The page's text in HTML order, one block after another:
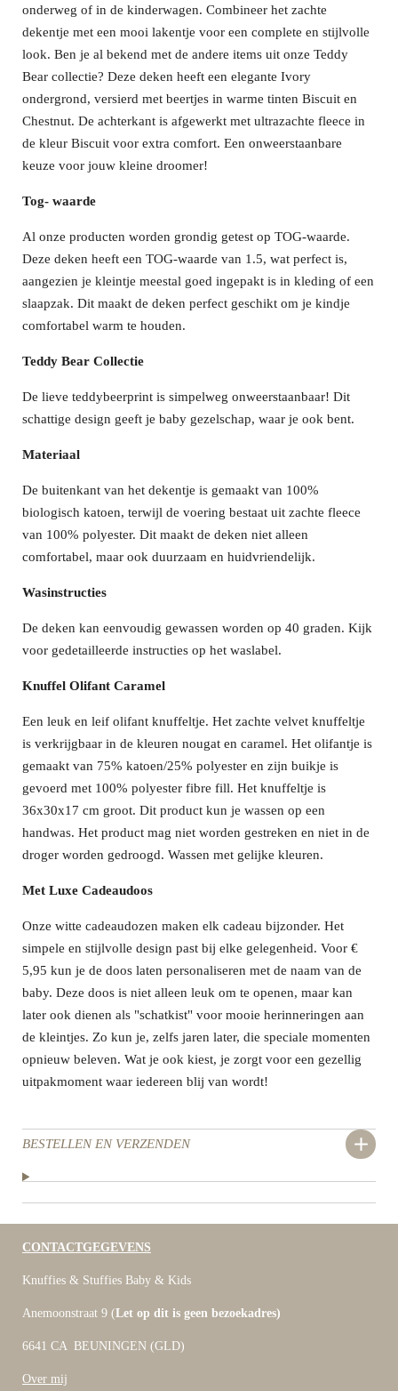
onderweg of in de kinderwagen. Combineer het zachte
dekentje met een mooi lakentje voor een complete en stijlvolle
look. Ben je al bekend met de andere items uit onze Teddy
Bear collectie? Deze deken heeft een elegante Ivory
ondergrond, versierd met beertjes in warme tinten Biscuit en
Chestnut. De achterkant is afgewerkt met ultrazachte fleece in
de kleur Biscuit voor extra comfort. Een onweerstaanbare
keuze voor jouw kleine droomer!
Tog- waarde
Al onze producten worden grondig getest op TOG-waarde.
Deze deken heeft een TOG-waarde van 1.5, wat perfect is,
aangezien je kleintje meestal goed ingepakt is in kleding of een
slaapzak. Dit maakt de deken perfect geschikt om je kindje
comfortabel warm te houden.
Teddy Bear Collectie
De lieve teddybeerprint is simpelweg onweerstaanbaar! Dit
schattige design geeft je baby gezelschap, waar je ook bent.
Materiaal
De buitenkant van het dekentje is gemaakt van 100%
biologisch katoen, terwijl de voering bestaat uit zachte fleece
van 100% polyester. Dit maakt de deken niet alleen
comfortabel, maar ook duurzaam en huidvriendelijk.
Wasinstructies
De deken kan eenvoudig gewassen worden op 40 graden. Kijk
voor gedetailleerde instructies op het waslabel.
Knuffel Olifant Caramel
Een leuk en leif olifant knuffeltje. Het zachte velvet knuffeltje
is verkrijgbaar in de kleuren nougat en caramel. Het olifantje is
gemaakt van 75% katoen/25% polyester en zijn buikje is
gevoerd met 100% polyester fibre fill. Het knuffeltje is
36x30x17 cm groot. Dit product kun je wassen op een
handwas. Het product mag niet worden gestreken en niet in de
droger worden gedroogd. Wassen met gelijke kleuren.
Met Luxe Cadeaudoos
Onze witte cadeaudozen maken elk cadeau bijzonder. Het
simpele en stijlvolle design past bij elke gelegenheid. Voor €
5,95 kun je de doos laten personaliseren met de naam van de
baby. Deze doos is niet alleen leuk om te openen, maar kan
later ook dienen als "schatkist" voor mooie herinneringen aan
de kleintjes. Zo kun je, zelfs jaren later, die speciale momenten
opnieuw beleven. Wat je ook kiest, je zorgt voor een gezellig
uitpakmoment waar iedereen blij van wordt!
BESTELLEN EN VERZENDEN
CONTACTGEGEVENS
Knuffies & Stuffies Baby & Kids
Anemoonstraat 9 (Let op dit is geen bezoekadres)
6641 CA BEUNINGEN (GLD)
Over mij